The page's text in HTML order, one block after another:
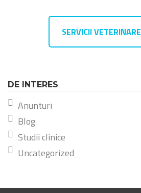
SERVICII VETERINARE
DE INTERES
Anunturi
Blog
Studii clinice
Uncategorized